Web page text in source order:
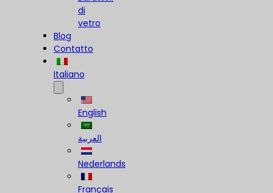
di
vetro
Blog
Contatto
Italiano
English
العربية
Nederlands
Français